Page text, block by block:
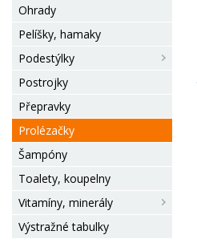
Ohrady
Pelíšky, hamaky
Podestýlky
Postrojky
Přepravky
Prolézačky
Šampóny
Toalety, koupelny
Vitamíny, minerály
Výstražné tabulky